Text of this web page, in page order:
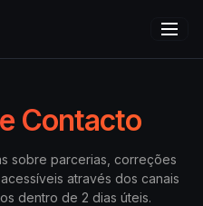
Contacto
sobre parcerias, correções
através dos canais
dentro de 2 dias úteis.